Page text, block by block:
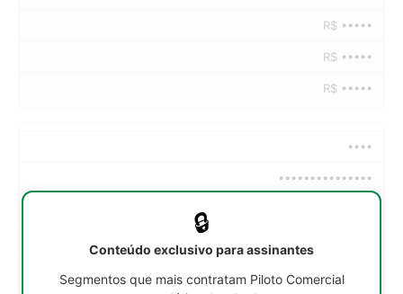
R$ •••••
R$ •••••
R$ •••••
••••
•••••••••••••••
R$ •••••
🔒
Conteúdo exclusivo para assinantes
Segmentos que mais contratam Piloto Comercial